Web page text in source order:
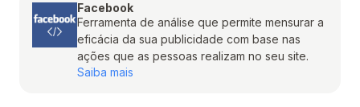
Facebook
Ferramenta de análise que permite mensurar a
eficácia da sua publicidade com base nas
ações que as pessoas realizam no seu site.
Saiba mais